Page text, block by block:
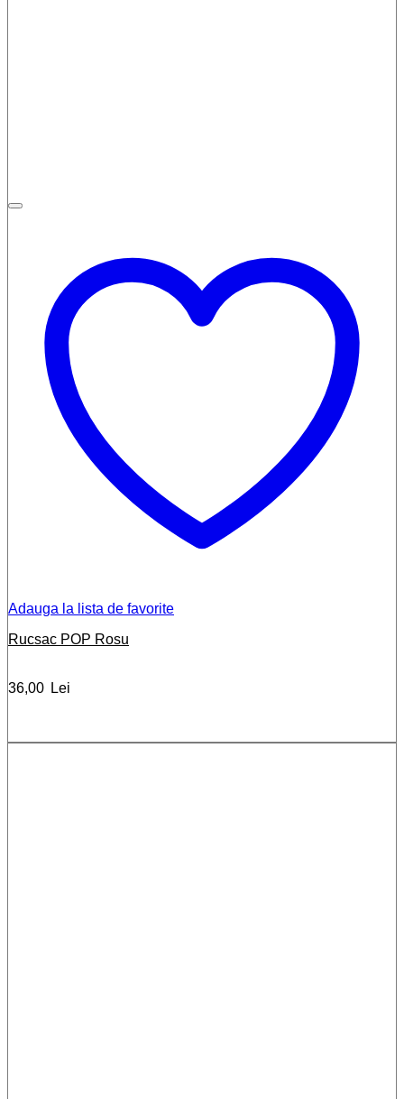
Adauga la lista de favorite
Rucsac POP Rosu
36,00 Lei